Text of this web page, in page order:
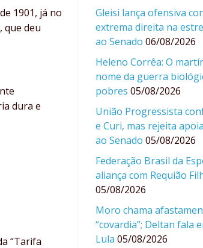
1901, já no
que deu
dura e
“Tarifa
Gleisi lança ofensiva
extrema direita na
ao Senado 06/08/2026
Heleno Corrêa: O
nome da guerra
pobres 05/08/2026
União Progressista
e Curi, mas rejeita
ao Senado 05/08/2026
Federação Brasil da
aliança com Requião
05/08/2026
Moro chama
“covardia”; Deltan fala
Lula 05/08/2026